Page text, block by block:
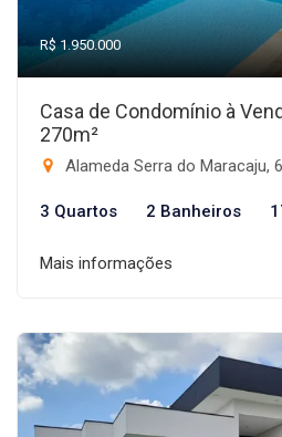
R$ 1.950.000
Casa de Condomínio à
270m²
Alameda Serra do Maracaju, 60 -
3 Quartos 2 Banheiros
Mais informações